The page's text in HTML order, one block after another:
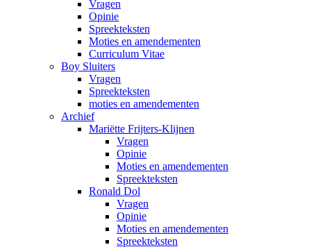
Vragen
Opinie
Spreekteksten
Moties en amendementen
Curriculum Vitae
Boy Sluiters
Vragen
Spreekteksten
moties en amendementen
Archief
Mariëtte Frijters-Klijnen
Vragen
Opinie
Moties en amendementen
Spreekteksten
Ronald Dol
Vragen
Opinie
Moties en amendementen
Spreekteksten